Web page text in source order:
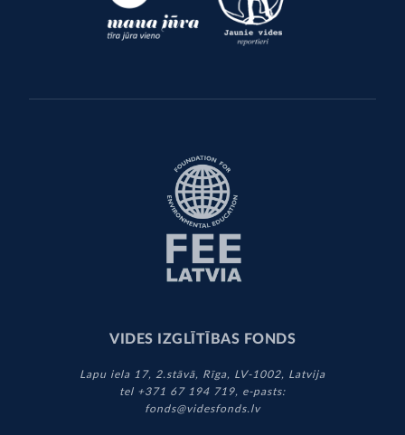
VIDES IZGLĪTĪBAS FONDS
Lapu iela 17, 2.stāvā, Rīga, LV-1002, Latvija
tel +371 67 194 719, e-pasts:
fonds@videsfonds.lv